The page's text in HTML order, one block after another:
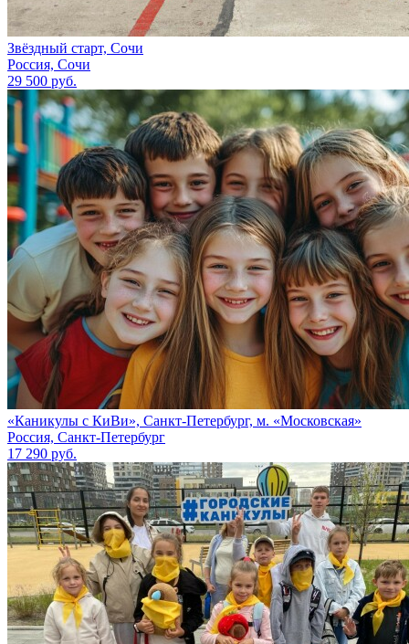
Звёздный старт, Сочи
Россия, Сочи
29 500 руб.
«Каникулы с КиВи», Санкт-Петербург, м. «Московская»
Россия, Санкт-Петербург
17 290 руб.